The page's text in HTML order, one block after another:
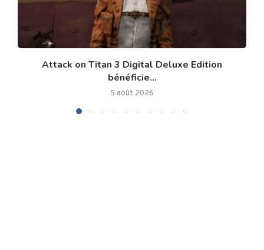
Attack on Titan 3 Digital Deluxe Edition
bénéficie...
5 août 2026